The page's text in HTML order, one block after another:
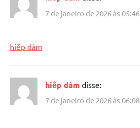
7 de janeiro de 2026 às 05:46
hiếp dâm
hiếp dâm disse:
7 de janeiro de 2026 às 06:08